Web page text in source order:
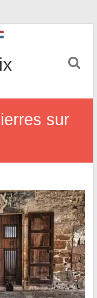
sur